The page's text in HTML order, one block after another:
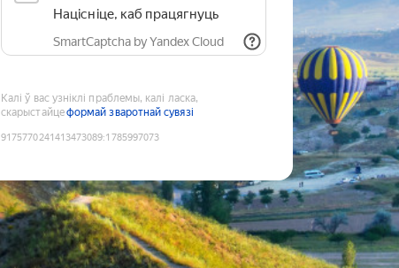
Націсніце, каб працягнуць
SmartCaptcha by Yandex Cloud
Калі ў вас узніклі праблемы, калі ласка,
скарыстайцеформай зваротнай сувязі
9175770241413473089:1785997073